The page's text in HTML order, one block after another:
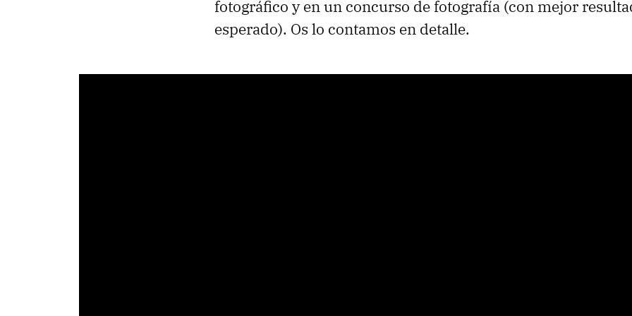
fotográfico y en un concurso de fotografía (con mejor
esperado). Os lo contamos en detalle.